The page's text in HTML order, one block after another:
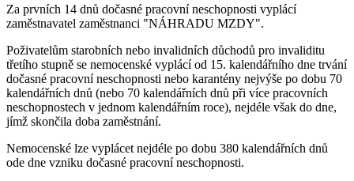
Za prvních 14 dnů dočasné pracovní neschopnosti vyplácí
zaměstnavatel zaměstnanci "NÁHRADU MZDY".
Poživatelům starobních nebo invalidních důchodů pro invaliditu
třetího stupně se nemocenské vyplácí od 15. kalendářního dne trvání
dočasné pracovní neschopnosti nebo karantény nejvýše po dobu 70
kalendářních dnů (nebo 70 kalendářních dnů při více pracovních
neschopnostech v jednom kalendářním roce), nejdéle však do dne,
jímž skončila doba zaměstnání.
Nemocenské lze vyplácet nejdéle po dobu 380 kalendářních dnů
ode dne vzniku dočasné pracovní neschopnosti.